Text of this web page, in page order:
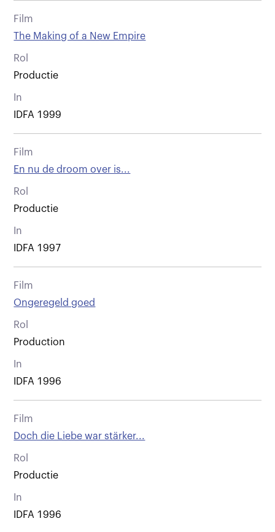
Film
The Making of a New Empire
Rol
Productie
In
IDFA 1999
Film
En nu de droom over is...
Rol
Productie
In
IDFA 1997
Film
Ongeregeld goed
Rol
Production
In
IDFA 1996
Film
Doch die Liebe war stärker...
Rol
Productie
In
IDFA 1996